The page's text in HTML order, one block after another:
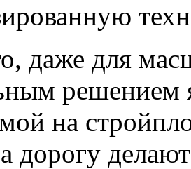
даже для
решением
на
дорогу